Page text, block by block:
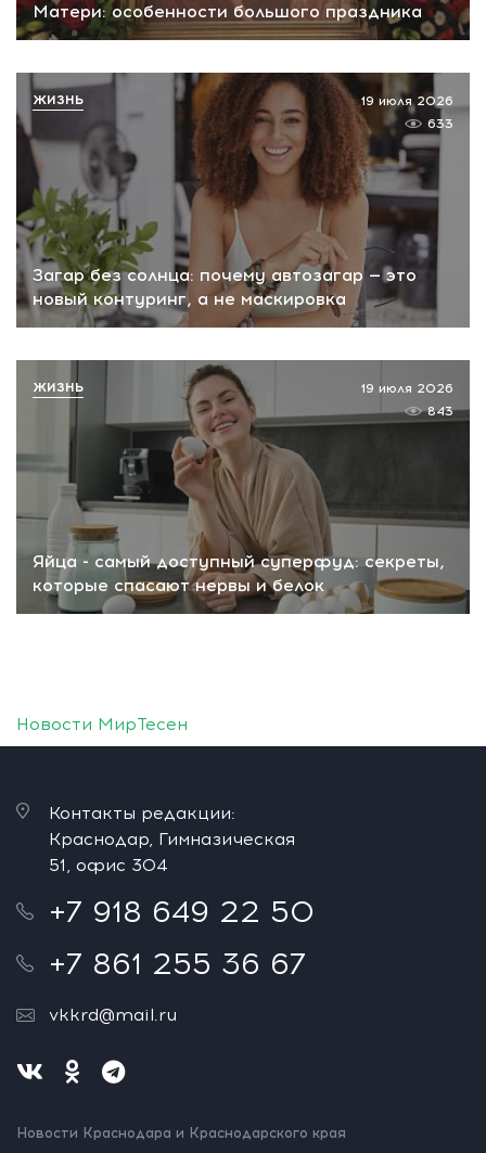
Матери: особенности большого праздника
Загар без солнца: почему автозагар — это
новый контуринг, а не маскировка
19 июля 2026
633
ЖИЗНЬ
Яйца - самый доступный суперфуд: секреты,
которые спасают нервы и белок
19 июля 2026
843
ЖИЗНЬ
Новости МирТесен
Контакты редакции:
Краснодар, Гимназическая
51, офис 304
+7 918 649 22 50
+7 861 255 36 67
vkkrd@mail.ru
Новости Краснодара и Краснодарского края